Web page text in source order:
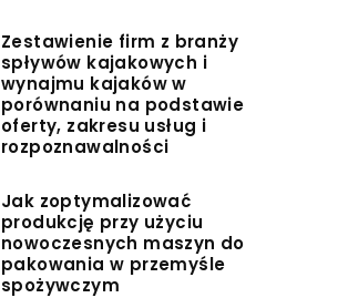
Zestawienie firm z branży
spływów kajakowych i
wynajmu kajaków w
porównaniu na podstawie
oferty, zakresu usług i
rozpoznawalności
Jak zoptymalizować
produkcję przy użyciu
nowoczesnych maszyn do
pakowania w przemyśle
spożywczym